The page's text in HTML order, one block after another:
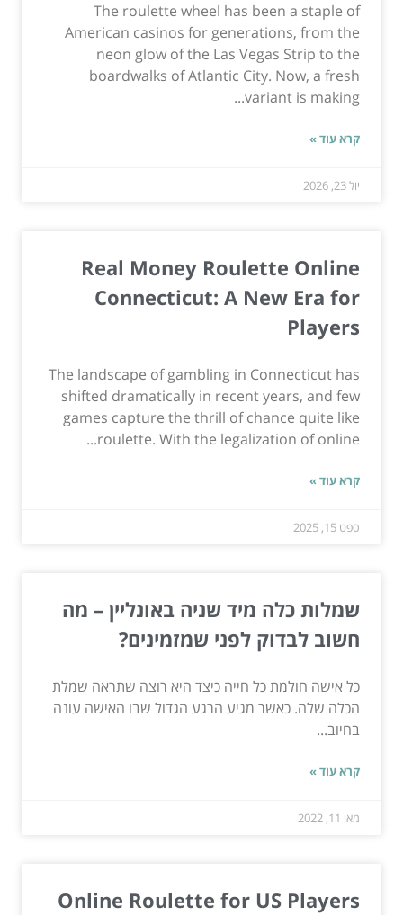
The roulette wheel has been a staple of
American casinos for generations, from the
neon glow of the Las Vegas Strip to the
boardwalks of Atlantic City. Now, a fresh
variant is making...
קרא עוד »
יול 23, 2026
Real Money Roulette Online
Connecticut: A New Era for
Players
The landscape of gambling in Connecticut has
shifted dramatically in recent years, and few
games capture the thrill of chance quite like
roulette. With the legalization of online...
קרא עוד »
ספט 15, 2025
שמלות כלה מיד שניה באונליין – מה
חשוב לבדוק לפני שמזמינים?
כל אישה חולמת כל חייה כיצד היא רוצה שתראה שמלת
הכלה שלה. כאשר מגיע הרגע הגדול שבו האישה עונה
בחיוב...
קרא עוד »
מאי 11, 2022
Online Roulette for US Players